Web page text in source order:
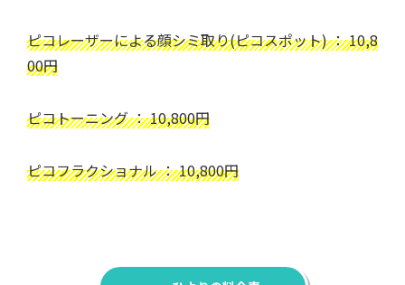
ピコレーザーによる顔シミ取り(ピコスポット) ： 10,8
00円
ピコトーニング ： 10,800円
ピコフラクショナル ： 10,800円